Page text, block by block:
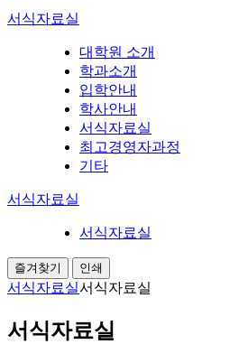
서식자료실
대학원 소개
학과소개
입학안내
학사안내
서식자료실
최고경영자과정
기타
서식자료실
서식자료실
즐겨찾기 인쇄
서식자료실서식자료실
서식자료실